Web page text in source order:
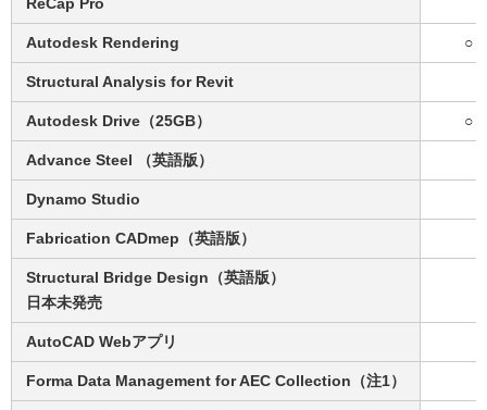
Autodesk Rendering ○
Structural Analysis for Revit
Autodesk Drive（25GB） ○
Advance Steel （英語版）
Dynamo Studio
Fabrication CADmep（英語版）
Structural Bridge Design（英語版）
日本未発売
AutoCAD Webアプリ
Forma Data Management for AEC Collection（注1）